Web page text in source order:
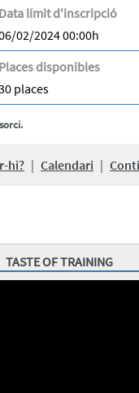
Data límit d'inscripció
02/2024 00:00h
Places disponibles
places
hi? | Calendari |
TASTE OF TRAINING